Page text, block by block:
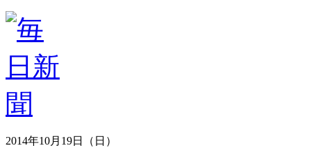
2014年10月19日（日）